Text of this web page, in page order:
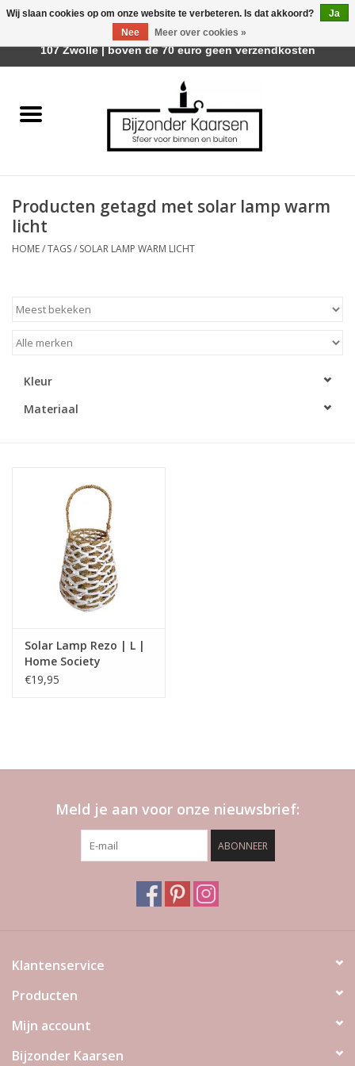
Räder Design Stories
Geurkaarsen
Tafelhaarden
Kaarsenhouders
LED Kaarsen
Huisparfums
Merken
Producten getagd met solar lamp warm
licht
HOME/TAGS/ SOLAR LAMP WARM LICHT
Kleur
Materiaal
Solar Lamp Rezo | L |
Home Society
€19,95
Meld je aan voor onze nieuwsbrief:
ABONNEER
Klantenservice
Producten
Mijn account
Bijzonder Kaarsen
Wij slaan cookies op om onze website te verbeteren. Is dat akkoord?
Ja
Nee
Meer over cookies »
Afhalen is mogelijk bij Trotz Woon & Cadeau | Belvederelaan
107 Zwolle | boven de 70 euro geen verzendkosten